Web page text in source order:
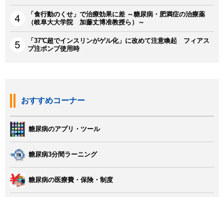
「食行動のくせ」で治療効果に差 ～糖尿病・肥満症の治療薬
（岐阜大大学院 加藤丈博准教授ら）～
「37℃超でインスリンがゲル化」に改めて注意喚起 フィアス
プ注ポンプ使用時
おすすめコーナー
糖尿病のアプリ・ツール
糖尿病3分間ラーニング
糖尿病の医療費・保険・制度